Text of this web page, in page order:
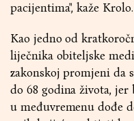
pacijentima", kaže Krolo.
Kao jedno od
liječnika obiteljske
zakonskoj promjeni da
do 68 godina života,
u međuvremenu dođe